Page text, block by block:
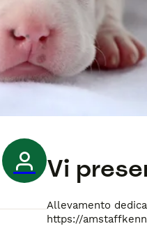
Vi
Allevamento
https://